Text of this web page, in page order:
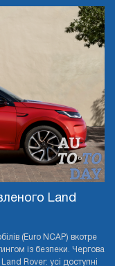
Land
(Euro NCAP) вкотре
із безпеки. Чергова
Rover: усі доступні